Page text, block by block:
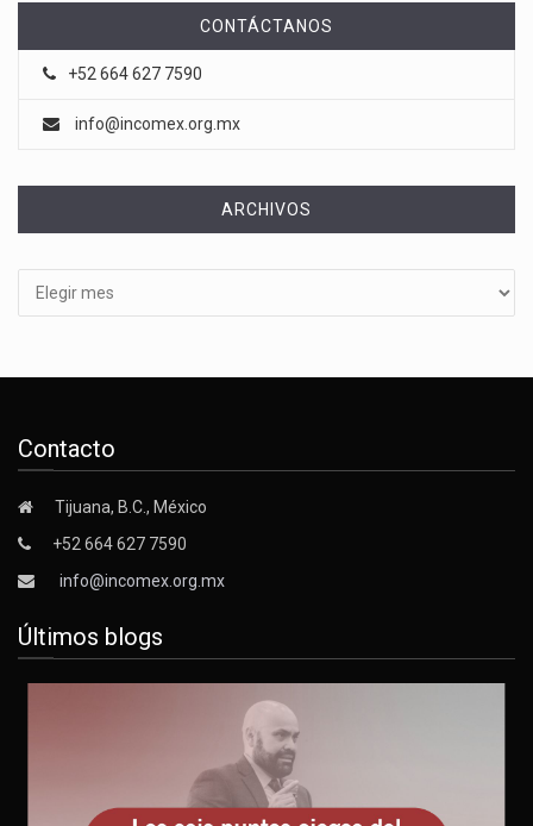
CONTÁCTANOS
+52 664 627 7590
info@incomex.org.mx
ARCHIVOS
Contacto
Tijuana, B.C., México
+52 664 627 7590
info@incomex.org.mx
Últimos blogs